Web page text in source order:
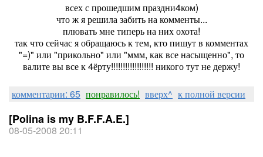
всех с прошедшим праздни4ком)
что ж я решила забить на комменты...
плювать мне типерь на них охота!
так что сейчас я обращаюсь к тем, кто пишут в комментах
"=)" или "прикольно" или "ммм, как все насыщенно", то
валите вы все к 4ёрту!!!!!!!!!!!!!!!!!! никого тут не держу!
комментарии: 65 понравилось! вверх^ к полной версии
[Polina is my B.F.F.A.E.]
08-05-2008 20:11